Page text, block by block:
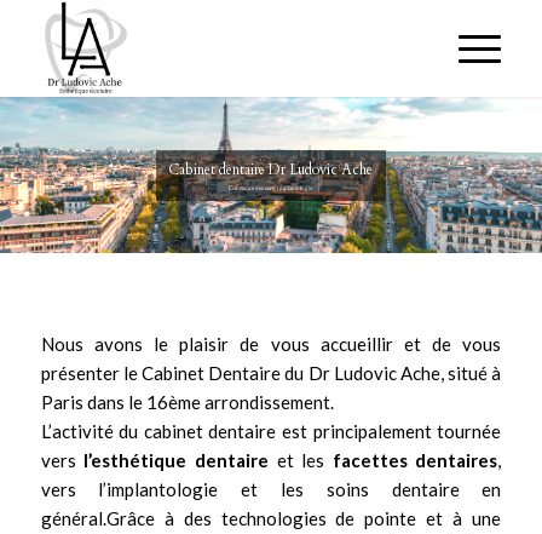
Cabinet dentaire Dr Ludovic Ache
Esthétique dentaire, Implantologie
Nous avons le plaisir de vous accueillir et de vous
présenter le Cabinet Dentaire du Dr Ludovic Ache, situé à
Paris dans le 16ème arrondissement.
L’activité du cabinet dentaire est principalement tournée
vers l’esthétique dentaire et les facettes dentaires,
vers l’implantologie et les soins dentaire en
général.Grâce à des technologies de pointe et à une